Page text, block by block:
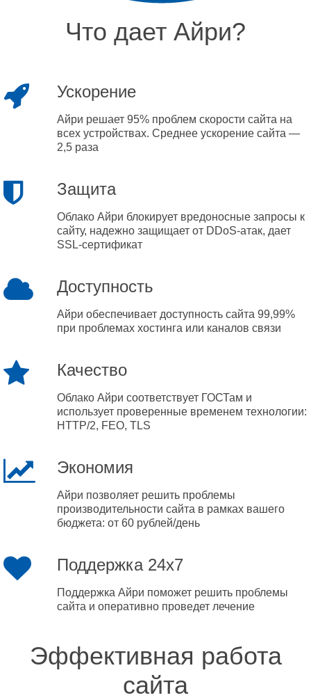
Что дает Айри?
Ускорение
Айри решает 95% проблем скорости сайта на
всех устройствах. Среднее ускорение сайта —
2,5 раза
Защита
Облако Айри блокирует вредоносные запросы к
сайту, надежно защищает от DDoS-атак, дает
SSL-сертификат
Доступность
Айри обеспечивает доступность сайта 99,99%
при проблемах хостинга или каналов связи
Качество
Облако Айри соответствует ГОСТам и
использует проверенные временем технологии:
HTTP/2, FEO, TLS
Экономия
Айри позволяет решить проблемы
производительности сайта в рамках вашего
бюджета: от 60 рублей/день
Поддержка 24x7
Поддержка Айри поможет решить проблемы
сайта и оперативно проведет лечение
Эффективная работа
сайта